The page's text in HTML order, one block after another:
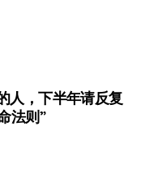
人，下半年请反复
法则”